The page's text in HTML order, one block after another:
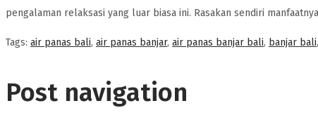
pengalaman relaksasi yang luar biasa ini. Rasakan sendiri
Tags: air panas bali, air panas banjar, air panas banjar bali, banjar bali,
Post navigation